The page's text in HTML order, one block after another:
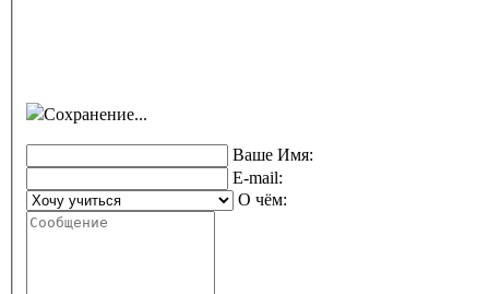
Сохранение...
Ваше Имя:
E-mail:
О чём: